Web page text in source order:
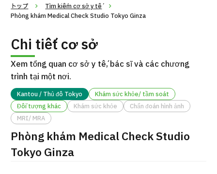
Gói dịch vụ ý kiến y tế thứ hai cho bệnh nhân quốc tế（Bệnh
viện Đa khoa Shonan Kamakura）
治療 治療
2026.01.12
トップ
Tìm kiếm cơ sở y tế
Phòng khám Medical Check Studio Tokyo Ginza
Chi tiết cơ sở
Xem tổng quan cơ sở y tế, bác sĩ và các chương
trình tại một nơi.
Kantou / Thủ đô Tokyo
Khám sức khỏe/ tầm soát
Đối tượng khác
Khám sức khỏe
Chẩn đoán hình ảnh
MRI/ MRA
Phòng khám Medical Check Studio
Tokyo Ginza